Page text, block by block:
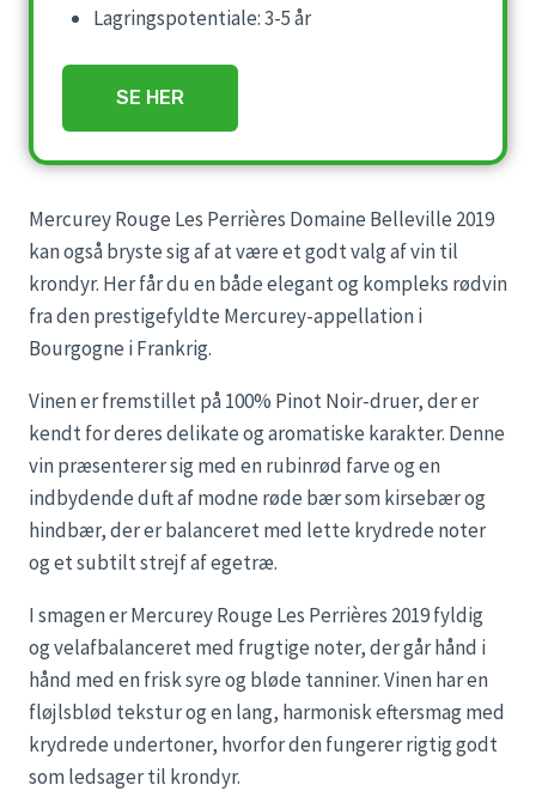
Lagringspotentiale: 3-5 år
SE HER
Mercurey Rouge Les Perrières Domaine Belleville 2019
kan også bryste sig af at være et godt valg af vin til
krondyr. Her får du en både elegant og kompleks rødvin
fra den prestigefyldte Mercurey-appellation i
Bourgogne i Frankrig.
Vinen er fremstillet på 100% Pinot Noir-druer, der er
kendt for deres delikate og aromatiske karakter. Denne
vin præsenterer sig med en rubinrød farve og en
indbydende duft af modne røde bær som kirsebær og
hindbær, der er balanceret med lette krydrede noter
og et subtilt strejf af egetræ.
I smagen er Mercurey Rouge Les Perrières 2019 fyldig
og velafbalanceret med frugtige noter, der går hånd i
hånd med en frisk syre og bløde tanniner. Vinen har en
fløjlsblød tekstur og en lang, harmonisk eftersmag med
krydrede undertoner, hvorfor den fungerer rigtig godt
som ledsager til krondyr.